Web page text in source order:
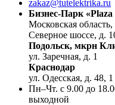
zakaz@tutelektrika.ru
Бизнес-Парк «Plaza
Московская область,
Северное шоссе, д.
Подольск, мкрн
ул. Заречная, д. 1
Краснодар
ул. Одесская, д. 48,
Пн–Чт. с 9.00 до
выходной